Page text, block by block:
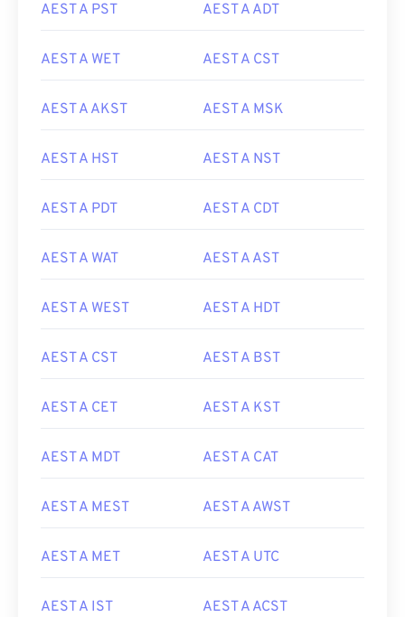
AEST A PST AEST A ADT
AEST A WET AEST A CST
AEST A AKST AEST A MSK
AEST A HST AEST A NST
AEST A PDT AEST A CDT
AEST A WAT AEST A AST
AEST A WEST AEST A HDT
AEST A CST AEST A BST
AEST A CET AEST A KST
AEST A MDT AEST A CAT
AEST A MEST AEST A AWST
AEST A MET AEST A UTC
AEST A IST AEST A ACST